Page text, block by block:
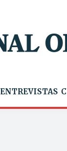
ENTREVISTAS